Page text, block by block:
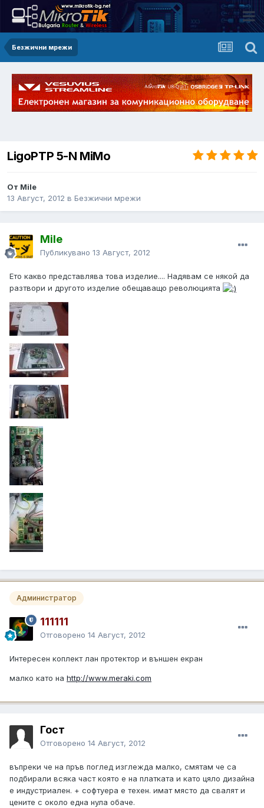
Безжични мрежи
LigoPTP 5-N MiMo
От Mile
13 Август, 2012 в Безжични мрежи
Mile
Публикувано 13 Август, 2012
Ето какво представлява това изделие.... Надявам се някой да
разтвори и другото изделие обещаващо революцията
Администратор
111111
Отговорено 14 Август, 2012
Интересен коплект лан протектор и външен екран
малко като на http://www.meraki.com
Гост
Отговорено 14 Август, 2012
въпреки че на пръв поглед изглежда малко, смятам че са
подбирали всяка част която е на платката и като цяло дизайна
е индустриален. + софтуера е техен. имат място да свалят и
цените с около една нула обаче.